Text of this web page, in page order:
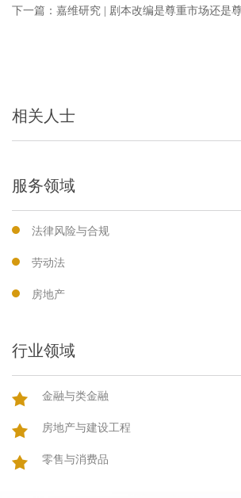
相关人士
服务领域
法律风险与合规
劳动法
房地产
行业领域
金融与类金融
房地产与建设工程
零售与消费品